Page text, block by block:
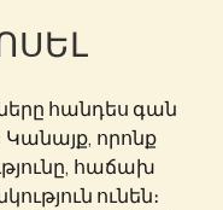
հանդես գան
որոնք
հաճախ
ունեն։